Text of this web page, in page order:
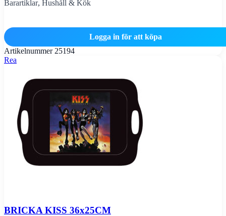
Barartiklar, Hushåll & Kök
Logga in för att köpa
Artikelnummer 25194
Rea
BRICKA KISS 36x25CM